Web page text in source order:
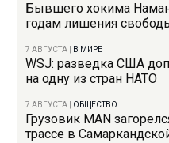
Бывшего хокима
годам лишения
7 АВГУСТА В МИРЕ
WSJ: разведка США
на одну из стран НАТО
7 АВГУСТА ОБЩЕСТВО
Грузовик MAN
трассе в